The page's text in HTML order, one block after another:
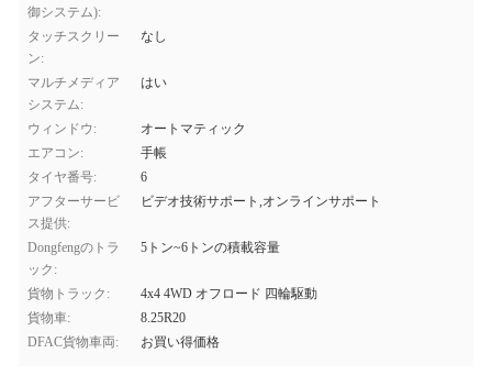
御システム):
タッチスクリー
ン:
なし
マルチメディア
システム:
はい
ウィンドウ:
オートマティック
エアコン:
手帳
タイヤ番号:
6
アフターサービ
ス提供:
ビデオ技術サポート,オンラインサポート
Dongfengのトラ
ック:
5トン~6トンの積載容量
貨物トラック:
4x4 4WD オフロード 四輪駆動
貨物車:
8.25R20
DFAC貨物車両:
お買い得価格